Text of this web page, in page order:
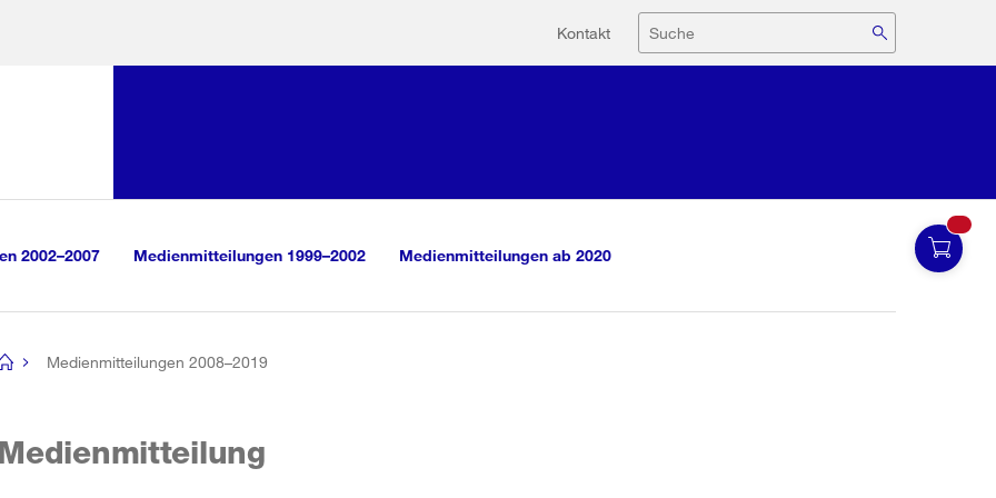
Hilfsnavigation
Kontakt Suche
2002–2007 Medienmitteilungen 1999–2002 Medienmitteilungen ab 2020
Medienmitteilungen 2008–2019